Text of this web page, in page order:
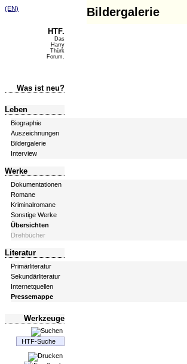
(EN)
HTF.
Das
Harry
Thürk
Forum.
Was ist neu?
Leben
Biographie
Auszeichnungen
Bildergalerie
Interview
Werke
Dokumentationen
Romane
Kriminalromane
Sonstige Werke
Übersichten
Drehbücher
Literatur
Primärliteratur
Sekundärliteratur
Internetquellen
Pressemappe
Werkzeuge
Bildergalerie